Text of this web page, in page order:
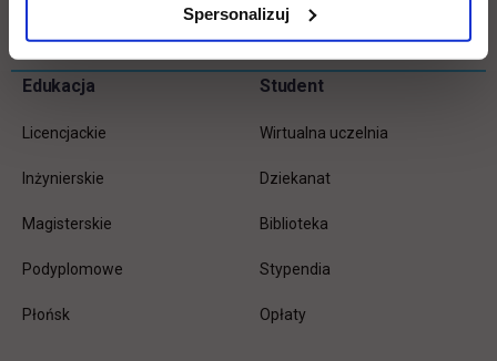
Spersonalizuj
Pomiń
Informacje w stopce
Edukacja
Licencjackie
Inżynierskie
Magisterskie
Podyplomowe
Płońsk
Student
Wirtualna uczelnia
Dziekanat
Biblioteka
Stypendia
Opłaty